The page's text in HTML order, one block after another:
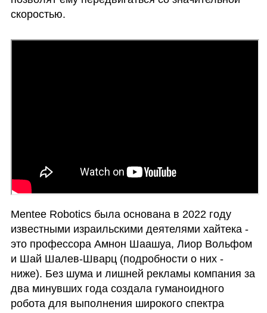
скоростью.
Mentee Robotics была основана в 2022 году
известными израильскими деятелями хайтека -
это профессора Амнон Шаашуа, Лиор Вольфом
и Шай Шалев-Шварц (подробности о них -
ниже). Без шума и лишней рекламы компания за
два минувших года создала гуманоидного
робота для выполнения широкого спектра